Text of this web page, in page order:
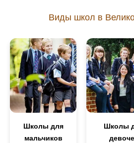
Виды школ в
Школы для
мальчиков
Школы